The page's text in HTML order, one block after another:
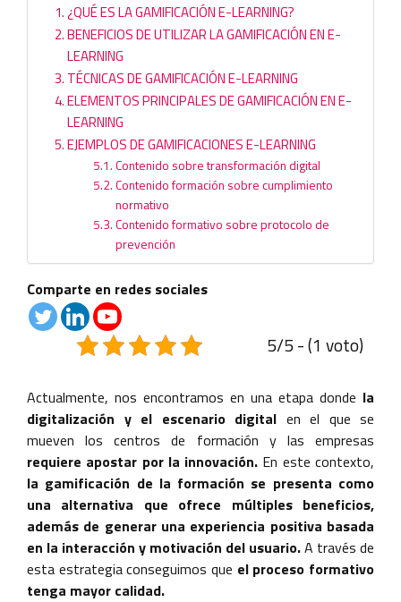
¿QUÉ ES LA GAMIFICACIÓN E-LEARNING?
BENEFICIOS DE UTILIZAR LA GAMIFICACIÓN EN E-
LEARNING
TÉCNICAS DE GAMIFICACIÓN E-LEARNING
ELEMENTOS PRINCIPALES DE GAMIFICACIÓN EN E-
LEARNING
EJEMPLOS DE GAMIFICACIONES E-LEARNING
Contenido sobre transformación digital
Contenido formación sobre cumplimiento
normativo
Contenido formativo sobre protocolo de
prevención
Comparte en redes sociales
5/5 - (1 voto)
Actualmente, nos encontramos en una etapa donde la
digitalización y el escenario digital en el que se
mueven los centros de formación y las empresas
requiere apostar por la innovación. En este contexto,
la gamificación de la formación se presenta como
una alternativa que ofrece múltiples beneficios,
además de generar una experiencia positiva basada
en la interacción y motivación del usuario.A través de
esta estrategia conseguimos que el proceso formativo
tenga mayor calidad.